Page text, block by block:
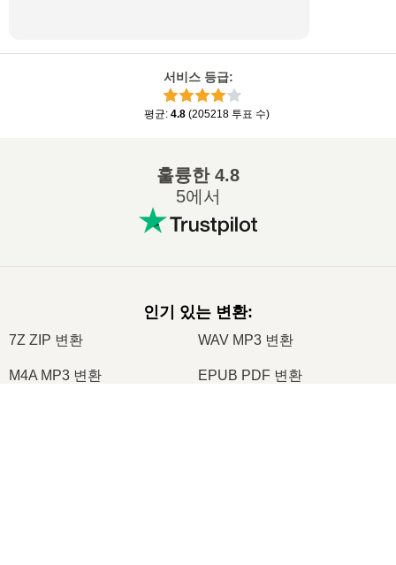
서비스 등급:
평균: 4.8 (205218 투표 수)
훌륭한4.8
5에서
인기 있는 변환:
7Z ZIP 변환 WAV MP3 변환
M4A MP3 변환 EPUB PDF 변환